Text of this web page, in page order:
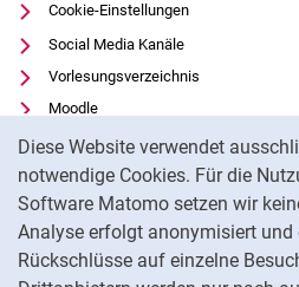
Diese Website verwendet
notwendige Cookies. Für die
Software Matomo setzen wir
Analyse erfolgt anonymisiert und
Rückschlüsse auf einzelne
Cookie-Einstellungen
Social Media Kanäle
Vorlesungsverzeichnis
Moodle
Panopto
Universitätsbibliothek
Datenschutz
Barrierefreiheit
Transparenter KI-Einsatz